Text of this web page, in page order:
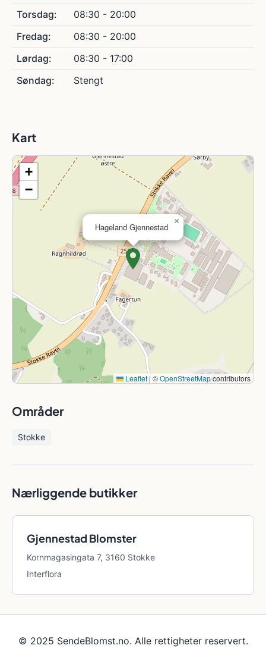
Torsdag:
08:30 - 20:00
Fredag:
08:30 - 20:00
Lørdag:
08:30 - 17:00
Søndag:
Stengt
Kart
Hageland Gjennestad
×
+
−
Leaflet | ©OpenStreetMapcontributors
Områder
Stokke
Nærliggende butikker
Gjennestad Blomster
Kornmagasingata 7, 3160 Stokke
Interflora
© 2025 SendeBlomst.no. Alle rettigheter reservert.